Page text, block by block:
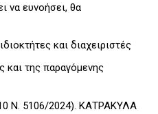
να ευνοήσει, θα
και διαχειριστές
της παραγόμενης
Ν. 5106/2024). ΚΑΤΡΑΚΥΛΑ